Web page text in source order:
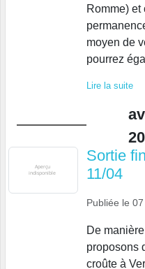
Romme) et
moyen de
pourrez
Lire la suite
Sortie
11/04
Publiée le
De
proposons
croûte à